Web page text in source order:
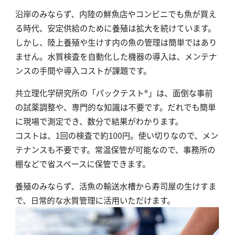
沿岸のみならず、内陸の鮮魚店やコンビニでも魚が買え
る時代、安定供給のために養殖は拡大を続けています。
しかし、陸上養殖や生けす内の魚の管理は簡単ではあり
ません。水質検査を自動化した機器の導入は、メンテナ
ンスの手間や導入コストが課題です。
共立理化学研究所の「パックテスト®」は、面倒な事前
の試薬調整や、専門的な知識は不要です。だれでも簡単
に現場で測定でき、数分で結果がわかります。
コストは、1回の検査で約100円。使い切りなので、メン
テナンスも不要です。常温保管が可能なので、事務所の
棚などで省スペースに保管できます。
養殖のみならず、活魚の輸送水槽から寿司屋の生けすま
で、日常的な水質管理に活用いただけます。
TOC
硬度
カルシウム
全硬度
マグネシウム
塩素
亜塩素酸ナトリウム
二酸化塩素
総残留塩素
硫黄